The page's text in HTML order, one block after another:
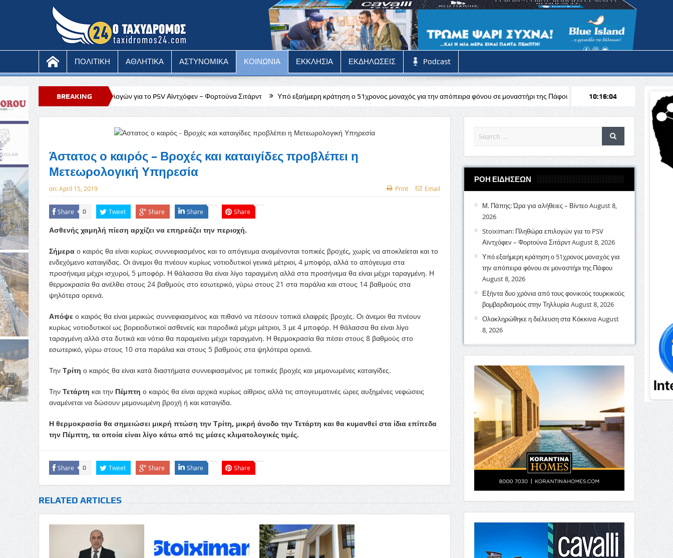
ΠΟΛΙΤΙΚΗ ΑΘΛΗΤΙΚΑ ΑΣΤΥΝΟΜΙΚΑ ΚΟΙΝΩΝΙΑ ΕΚΚΛΗΣΙΑ ΕΚΔΗΛΩΣΕΙΣ Podcast
BREAKING
NEWS
Πληθώρα επιλογών για το PSV Αϊντχόφεν – Φορτούνα Σιτάρντ Υπό εξαήμερη κράτηση ο 51χρονος μοναχός για την απόπειρα φόνου σε μοναστήρι της Πάφου Εξήντα δυο χρόνια από τους φονικούς
10:16:06
Άστατος ο καιρός – Βροχές και καταιγίδες προβλέπει η
Μετεωρολογική Υπηρεσία
on:April 15, 2019 Print Email
Share 0 Tweet Share Share Share
Ασθενής χαμηλή πίεση αρχίζει να επηρεάζει την περιοχή.
Σήμεραο καιρός θα είναι κυρίως συννεφιασμένος και το απόγευμα αναμένονται τοπικές βροχές, χωρίς να αποκλείεται και το
ενδεχόμενο καταιγίδας. Οι άνεμοι θα πνέουν κυρίως νοτιοδυτικοί γενικά μέτριοι, 4 μποφόρ, αλλά το απόγευμα στα
προσήνεμα μέχρι ισχυροί, 5 μποφόρ. Η θάλασσα θα είναι λίγο ταραγμένη αλλά στα προσήνεμα θα είναι μέχρι ταραγμένη. Η
θερμοκρασία θα ανέλθει στους 24 βαθμούς στο εσωτερικό, γύρω στους 21 στα παράλια και στους 14 βαθμούς στα
ψηλότερα ορεινά.
Απόψεο καιρός θα είναι μερικώς συννεφιασμένος και πιθανό να πέσουν τοπικά ελαφρές βροχές. Οι άνεμοι θα πνέουν
κυρίως νοτιοδυτικοί ως βορειοδυτικοί ασθενείς και παροδικά μέχρι μέτριοι, 3 με 4 μποφόρ. Η θάλασσα θα είναι λίγο
ταραγμένη αλλά στα δυτικά και νότια θα παραμείνει μέχρι ταραγμένη. Η θερμοκρασία θα πέσει στους 8 βαθμούς στο
εσωτερικό, γύρω στους 10 στα παράλια και στους 5 βαθμούς στα ψηλότερα ορεινά.
Την Τρίτη ο καιρός θα είναι κατά διαστήματα συννεφιασμένος με τοπικές βροχές και μεμονωμένες καταιγίδες.
Την Τετάρτη και την Πέμπτη ο καιρός θα είναι αρχικά κυρίως αίθριος αλλά τις απογευματινές ώρες αυξημένες νεφώσεις
αναμένεται να δώσουν μεμονωμένη βροχή ή και καταιγίδα.
Η θερμοκρασία θα σημειώσει μικρή πτώση την Τρίτη, μικρή άνοδο την Τετάρτη και θα κυμανθεί στα ίδια επίπεδα
την Πέμπτη, τα οποία είναι λίγο κάτω από τις μέσες κλιματολογικές τιμές.
Share 0 Tweet Share Share Share
RELATED ARTICLES
ΡΟΗ ΕΙΔΗΣΕΩΝ
Μ. Πάπης: Ώρα για αλήθειες – ΒίντεοAugust 8,
2026
Stoiximan: Πληθώρα επιλογών για το PSV
Αϊντχόφεν – Φορτούνα ΣιτάρντAugust 8, 2026
Υπό εξαήμερη κράτηση ο 51χρονος μοναχός για
την απόπειρα φόνου σε μοναστήρι της Πάφου
August 8, 2026
Εξήντα δυο χρόνια από τους φονικούς τουρκικούς
βομβαρδισμούς στην Τηλλυρία August 8, 2026
Ολοκληρώθηκε η διέλευση στα Κόκκινα August
8, 2026